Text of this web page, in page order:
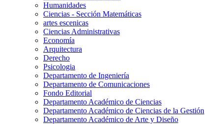
Humanidades
Ciencias - Sección Matemáticas
artes escenicas
Ciencias Administrativas
Economía
Arquitectura
Derecho
Psicologia
Departamento de Ingeniería
Departamento de Comunicaciones
Fondo Editorial
Departamento Académico de Ciencias
Departamento Académico de Ciencias de la Gestión
Departamento Académico de Arte y Diseño